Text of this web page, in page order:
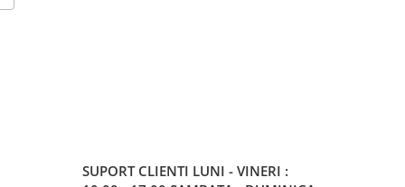
SUPORT CLIENTI LUNI - VINERI :